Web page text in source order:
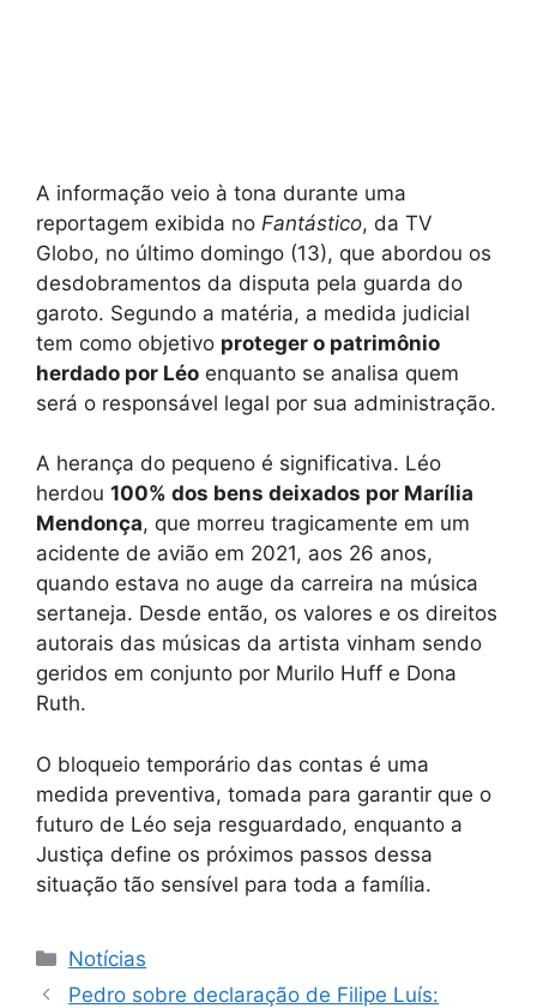
A informação veio à tona durante uma
reportagem exibida no Fantástico, da TV
Globo, no último domingo (13), que abordou os
desdobramentos da disputa pela guarda do
garoto. Segundo a matéria, a medida judicial
tem como objetivo proteger o patrimônio
herdado por Léo enquanto se analisa quem
será o responsável legal por sua administração.
A herança do pequeno é significativa. Léo
herdou 100% dos bens deixados por Marília
Mendonça, que morreu tragicamente em um
acidente de avião em 2021, aos 26 anos,
quando estava no auge da carreira na música
sertaneja. Desde então, os valores e os direitos
autorais das músicas da artista vinham sendo
geridos em conjunto por Murilo Huff e Dona
Ruth.
O bloqueio temporário das contas é uma
medida preventiva, tomada para garantir que o
futuro de Léo seja resguardado, enquanto a
Justiça define os próximos passos dessa
situação tão sensível para toda a família.
Categorias
Notícias
Pedro sobre declaração de Filipe Luís: